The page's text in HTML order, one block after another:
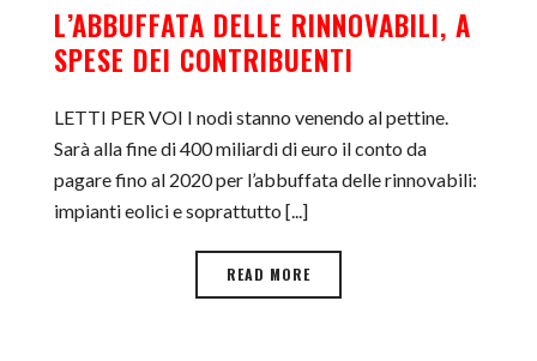
L’ABBUFFATA DELLE RINNOVABILI, A
SPESE DEI CONTRIBUENTI
LETTI PER VOI I nodi stanno venendo al pettine.
Sarà alla fine di 400 miliardi di euro il conto da
pagare fino al 2020 per l’abbuffata delle rinnovabili:
impianti eolici e soprattutto [...]
READ MORE